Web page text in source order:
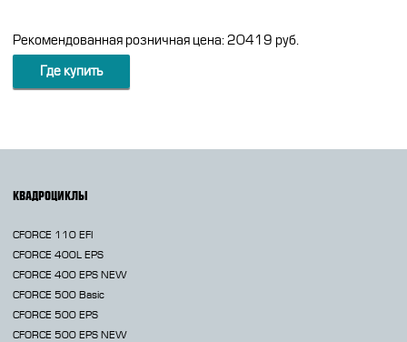
Рекомендованная розничная цена: 20419 руб.
Где купить
КВАДРОЦИКЛЫ
CFORCE 110 EFI
CFORCE 400L EPS
CFORCE 400 EPS NEW
CFORCE 500 Basic
CFORCE 500 EPS
CFORCE 500 EPS NEW